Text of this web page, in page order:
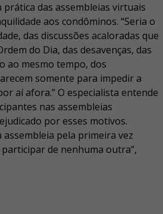
prática das assembleias virtuais
aos condôminos. “Seria o
das discussões acaloradas que
do Dia, das desavenças, das
ao mesmo tempo, dos
somente para impedir a
aí afora.” O especialista entende
nas assembleias
por esses motivos.
assembleia pela primeira vez
de nenhuma outra”,